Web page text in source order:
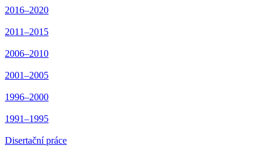
2016–2020
2011–2015
2006–2010
2001–2005
1996–2000
1991–1995
Disertační práce